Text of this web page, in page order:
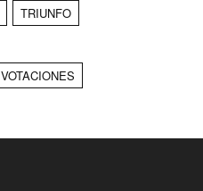
TRIUNFO
VOTACIONES